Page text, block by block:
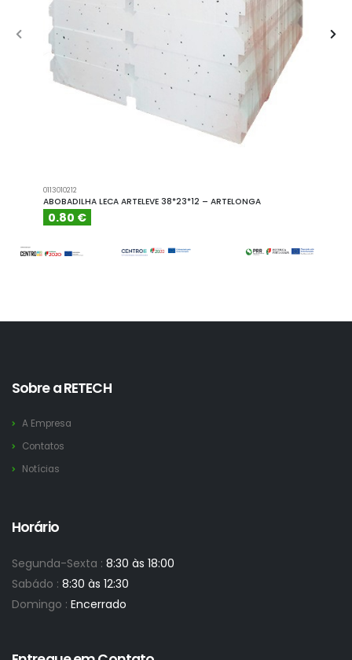
0113010212
ABOBADILHA LECA ARTELEVE 38*23*12 – ARTELONGA
0.80 €
Sobre a RETECH
A Empresa
Contatos
Notícias
Horário
Segunda-Sexta : 8:30 às 18:00
Sabádo : 8:30 às 12:30
Domingo : Encerrado